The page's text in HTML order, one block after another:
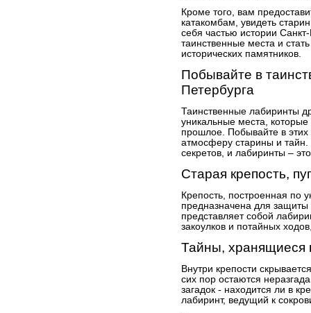
Кроме того, вам
катакомбам, увидеть
себя частью истории
таинственные места и
исторических памятников.
Побывайте в
Петербурга
Таинственные лабиринты
уникальные места,
прошлое. Побывайте в этих
атмосферу старины и тайн.
секретов, и лабиринты –
Старая крепость,
Крепость, построенная по
предназначена для защиты
представляет собой
закоулков и потайных
Тайны, хранящиеся
Внутри крепости
сих пор остаются
загадок - находится ли в
лабиринт, ведущий к